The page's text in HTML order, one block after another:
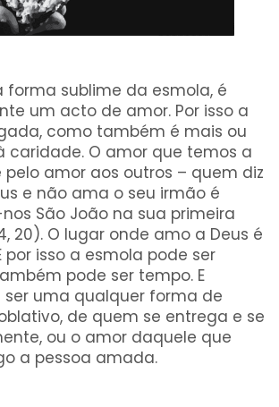
forma sublime da esmola, é
um acto de amor. Por isso a
como também é mais ou
caridade. O amor que temos a
pelo amor aos outros – quem diz
e não ama o seu irmão é
São João na sua primeira
20). O lugar onde amo a Deus é
por isso a esmola pode ser
pode ser tempo. E
uma qualquer forma de
de quem se entrega e se
ou o amor daquele que
a pessoa amada.